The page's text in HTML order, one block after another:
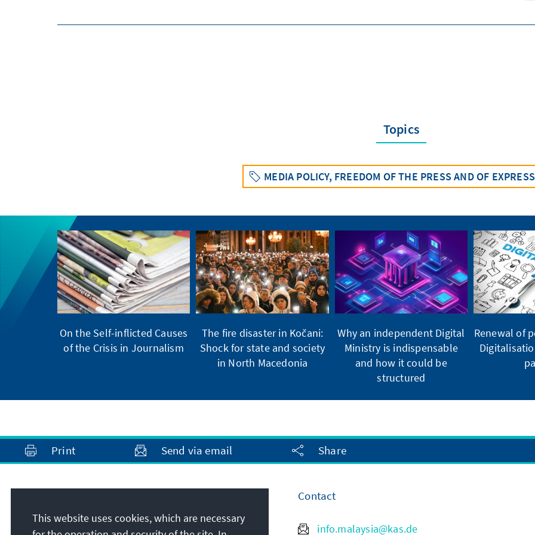
Topics
MEDIA POLICY, FREEDOM OF THE PRESS AND OF
On the Self-inflicted Causes
of the Crisis in Journalism
The fire disaster in Kočani:
Shock for state and society
in North Macedonia
Why an independent Digital
Ministry is indispensable
and how it could be
structured
Renewal of
Print Send via email Share
Foundation Office Malaysia
Contact
info.malaysia@kas.de
This website uses cookies, which are necessary